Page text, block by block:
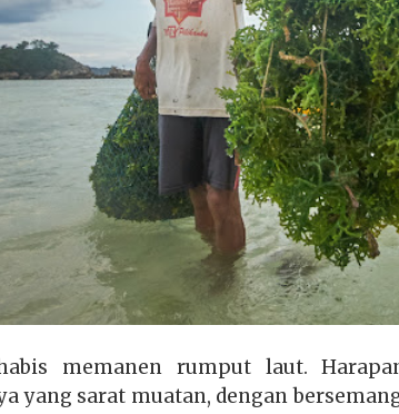
memanen rumput laut.
yang sarat muatan, dengan